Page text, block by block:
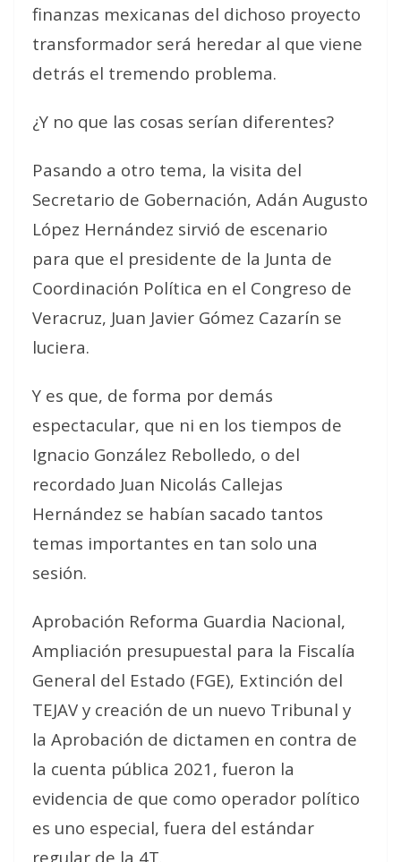
finanzas mexicanas del dichoso proyecto
transformador será heredar al que viene
detrás el tremendo problema.
¿Y no que las cosas serían diferentes?
Pasando a otro tema, la visita del
Secretario de Gobernación, Adán Augusto
López Hernández sirvió de escenario
para que el presidente de la Junta de
Coordinación Política en el Congreso de
Veracruz, Juan Javier Gómez Cazarín se
luciera.
Y es que, de forma por demás
espectacular, que ni en los tiempos de
Ignacio González Rebolledo, o del
recordado Juan Nicolás Callejas
Hernández se habían sacado tantos
temas importantes en tan solo una
sesión.
Aprobación Reforma Guardia Nacional,
Ampliación presupuestal para la Fiscalía
General del Estado (FGE), Extinción del
TEJAV y creación de un nuevo Tribunal y
la Aprobación de dictamen en contra de
la cuenta pública 2021, fueron la
evidencia de que como operador político
es uno especial, fuera del estándar
regular de la 4T.